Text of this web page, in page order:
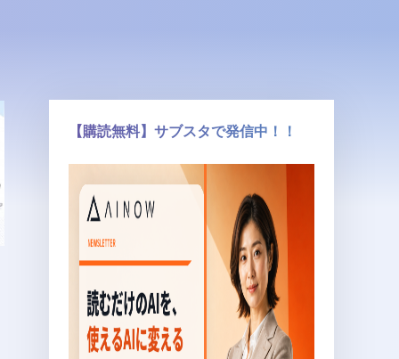
【購読無料】サブスタで発信中！！